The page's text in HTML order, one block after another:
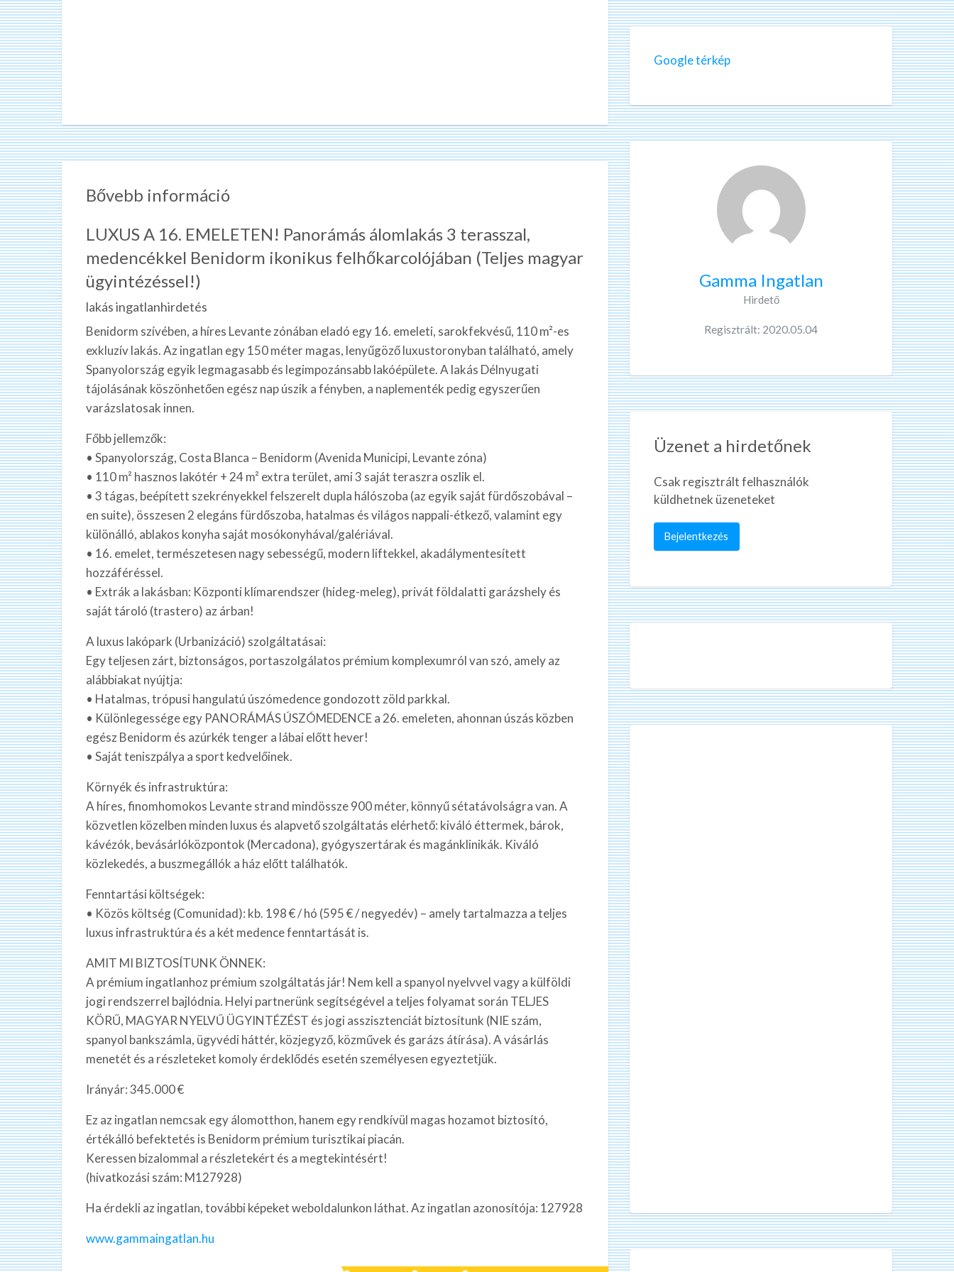
Bővebb információ
LUXUS A 16. EMELETEN! Panorámás álomlakás 3 terasszal,
medencékkel Benidorm ikonikus felhőkarcolójában (Teljes magyar
ügyintézéssel!)
lakás ingatlanhirdetés
Benidorm szívében, a híres Levante zónában eladó egy 16. emeleti, sarokfekvésű, 110 m²-es
exkluzív lakás. Az ingatlan egy 150 méter magas, lenyűgöző luxustoronyban található, amely
Spanyolország egyik legmagasabb és legimpozánsabb lakóépülete. A lakás Délnyugati
tájolásának köszönhetően egész nap úszik a fényben, a naplementék pedig egyszerűen
varázslatosak innen.
Főbb jellemzők:
• Spanyolország, Costa Blanca – Benidorm (Avenida Municipi, Levante zóna)
• 110 m² hasznos lakótér + 24 m² extra terület, ami 3 saját teraszra oszlik el.
• 3 tágas, beépített szekrényekkel felszerelt dupla hálószoba (az egyik saját fürdőszobával –
en suite), összesen 2 elegáns fürdőszoba, hatalmas és világos nappali-étkező, valamint egy
különálló, ablakos konyha saját mosókonyhával/galériával.
• 16. emelet, természetesen nagy sebességű, modern liftekkel, akadálymentesített
hozzáféréssel.
• Extrák a lakásban: Központi klímarendszer (hideg-meleg), privát földalatti garázshely és
saját tároló (trastero) az árban!
A luxus lakópark (Urbanizáció) szolgáltatásai:
Egy teljesen zárt, biztonságos, portaszolgálatos prémium komplexumról van szó, amely az
alábbiakat nyújtja:
• Hatalmas, trópusi hangulatú úszómedence gondozott zöld parkkal.
• Különlegessége egy PANORÁMÁS ÚSZÓMEDENCE a 26. emeleten, ahonnan úszás közben
egész Benidorm és azúrkék tenger a lábai előtt hever!
• Saját teniszpálya a sport kedvelőinek.
Környék és infrastruktúra:
A híres, finomhomokos Levante strand mindössze 900 méter, könnyű sétatávolságra van. A
közvetlen közelben minden luxus és alapvető szolgáltatás elérhető: kiváló éttermek, bárok,
kávézók, bevásárlóközpontok (Mercadona), gyógyszertárak és magánklinikák. Kiváló
közlekedés, a buszmegállók a ház előtt találhatók.
Fenntartási költségek:
• Közös költség (Comunidad): kb. 198 € / hó (595 € / negyedév) – amely tartalmazza a teljes
luxus infrastruktúra és a két medence fenntartását is.
AMIT MI BIZTOSÍTUNK ÖNNEK:
A prémium ingatlanhoz prémium szolgáltatás jár! Nem kell a spanyol nyelvvel vagy a külföldi
jogi rendszerrel bajlódnia. Helyi partnerünk segítségével a teljes folyamat során TELJES
KÖRŰ, MAGYAR NYELVŰ ÜGYINTÉZÉST és jogi asszisztenciát biztosítunk (NIE szám,
spanyol bankszámla, ügyvédi háttér, közjegyző, közművek és garázs átírása). A vásárlás
menetét és a részleteket komoly érdeklődés esetén személyesen egyeztetjük.
Irányár: 345.000 €
Ez az ingatlan nemcsak egy álomotthon, hanem egy rendkívül magas hozamot biztosító,
értékálló befektetés is Benidorm prémium turisztikai piacán.
Keressen bizalommal a részletekért és a megtekintésért!
(hivatkozási szám: M127928)
Ha érdekli az ingatlan, további képeket weboldalunkon láthat. Az ingatlan azonosítója: 127928
www.gammaingatlan.hu
Google térkép
Gamma Ingatlan
Hirdető
Regisztrált: 2020.05.04
Üzenet a hirdetőnek
Csak regisztrált felhasználók
küldhetnek üzeneteket
Bejelentkezés